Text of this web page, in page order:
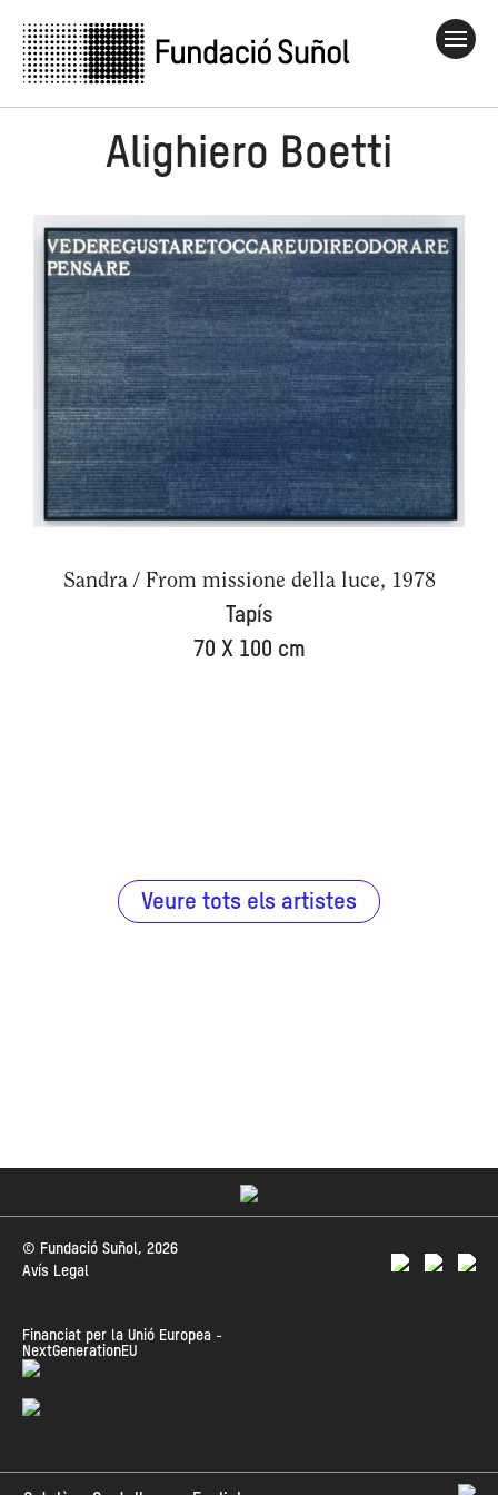
Alighiero Boetti
Sandra / From missione della luce, 1978
Tapís
70 X 100 cm
Veure tots els artistes
© Fundació Suñol, 2026
Avís Legal
Financiat per la Unió Europea -
NextGenerationEU